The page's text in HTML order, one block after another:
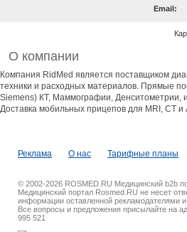
Email:
О компании
Компания RidMed является поставщиком
техники и расходных материалов. Прямые
Siemens) КТ, Маммографии, Денситометрии, и
Доставка мобильных прицепов для MRI, CT и
Реклама О нас Тарифные планы
© 2002-2026 ROSMED.RU Медицинский b2b
Медицинский портал Rosmed.RU не несет
информации оставленной рекламодателями и
Все вопросы и предложения присылайте на
995 521